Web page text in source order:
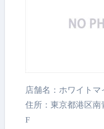
店舗名：ホワイトマ
住所：東京都港区南
F